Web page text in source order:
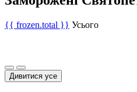
{{ frozen.total }} Усього
Дивитися усе